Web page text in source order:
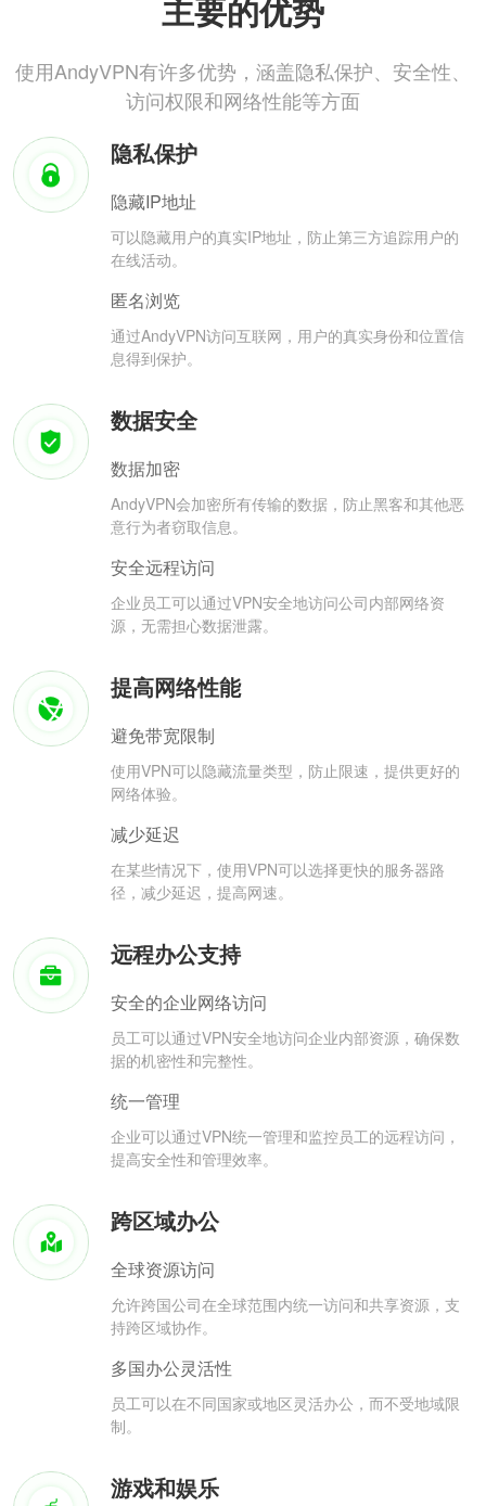
主要的优势
使用AndyVPN有许多优势，涵盖隐私保护、安全性、
访问权限和网络性能等方面
隐私保护
隐藏IP地址
可以隐藏用户的真实IP地址，防止第三方追踪用户的
在线活动。
匿名浏览
通过AndyVPN访问互联网，用户的真实身份和位置信
息得到保护。
数据安全
数据加密
AndyVPN会加密所有传输的数据，防止黑客和其他恶
意行为者窃取信息。
安全远程访问
企业员工可以通过VPN安全地访问公司内部网络资
源，无需担心数据泄露。
提高网络性能
避免带宽限制
使用VPN可以隐藏流量类型，防止限速，提供更好的
网络体验。
减少延迟
在某些情况下，使用VPN可以选择更快的服务器路
径，减少延迟，提高网速。
远程办公支持
安全的企业网络访问
员工可以通过VPN安全地访问企业内部资源，确保数
据的机密性和完整性。
统一管理
企业可以通过VPN统一管理和监控员工的远程访问，
提高安全性和管理效率。
跨区域办公
全球资源访问
允许跨国公司在全球范围内统一访问和共享资源，支
持跨区域协作。
多国办公灵活性
员工可以在不同国家或地区灵活办公，而不受地域限
制。
游戏和娱乐